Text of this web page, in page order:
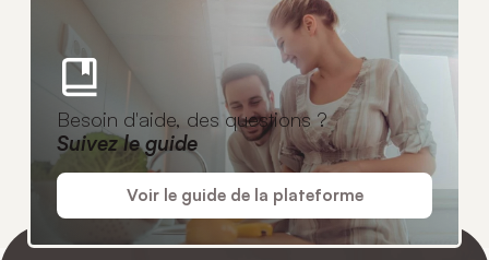
Besoin d'aide, des questions ?
Suivez le guide
Voir le guide de la plateforme